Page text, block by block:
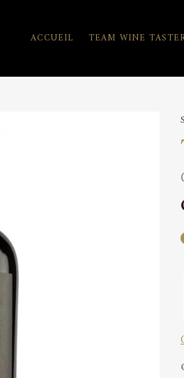
ACCUEIL TEAM WINE